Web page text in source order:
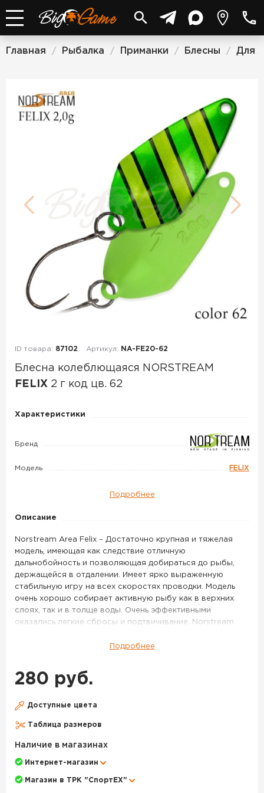
Главная / Рыбалка / Приманки / Блесны / Для
ID товара: 87102 Артикул: NA-FE20-62
Блесна колеблющаяся NORSTREAM
FELIX 2 г код цв. 62
Блесна
NORSTREAM
2
цв.
62
Характеристики
Бренд
Модель FELIX
Подробнее
Описание
Norstream Area Felix – Достаточно крупная и тяжелая
модель, имеющая как следствие отличную
дальнобойность и позволяющая добираться до рыбы,
держащейся в отдалении. Имеет ярко выраженную
стабильную игру на всех скоростях проводки. Модель
очень хорошо собирает активную рыбу как в верхних
слоях, так и в толще воды. Очень эффективными
оказались легкие сбросы и подтвичивание. Norstream
Felix’a. Данный размер имеет два варианта исполнения
размашистую игру и большую стабильность, она лучше
подходит для ловли на течении, с успехом применяется
эффективно получится облавливать небольшие приямки
стоячей воде она будет весьма эффективна, если
активность рыбы пошла на спад, и крупные активные
Самая легкая версия этой модели, имеет тот же размер,
что и Felix 2,3 г, но за счет меньшего веса обладает куда
Подробнее
280 руб.
Доступные цвета
Таблица размеров
Наличие в магазинах
Интернет-магазин
Магазин в ТРК "СпортЕХ"